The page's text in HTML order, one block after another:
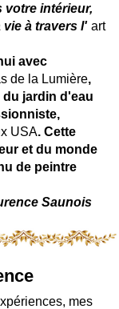
votre intérieur,
à travers l' art
avec
de la Lumière,
jardin d'eau
USA. Cette
et du monde
de peintre
Saunois
mes